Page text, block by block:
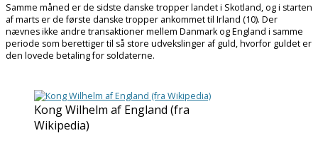
Samme måned er de sidste danske tropper landet i Skotland, og i starten
af marts er de første danske tropper ankommet til Irland (10). Der
nævnes ikke andre transaktioner mellem Danmark og England i samme
periode som berettiger til så store udvekslinger af guld, hvorfor guldet er
den lovede betaling for soldaterne.
Kong Wilhelm af England (fra
Wikipedia)